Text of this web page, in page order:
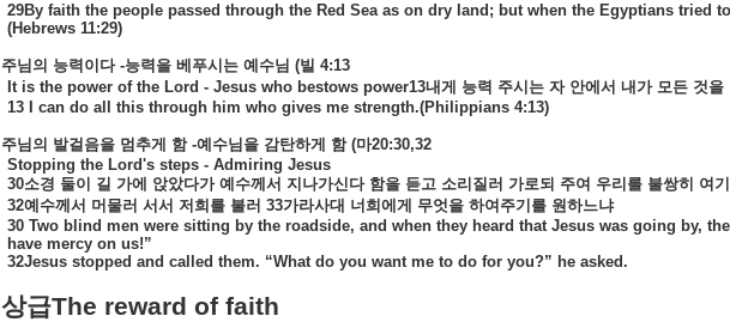
29By faith the people passed through the Red Sea as on dry land; but when the Egyptians tried
(Hebrews 11:29)
주님의 능력이다-능력을 베푸시는 예수님 (빌 4:13
It is the power of the Lord - Jesus who bestows power13내게 능력 주시는 자 안에서 내가 모든 것을
13 I can do all this through him who gives me strength.(Philippians 4:13)
주님의 발걸음을 멈추게 함-예수님을 감탄하게 함(마20:30,32
Stopping the Lord's steps - Admiring Jesus
30소경 둘이 길 가에 앉았다가 예수께서 지나가신다 함을 듣고 소리질러 가로되 주여 우리를 불쌍히 여
32예수께서 머물러 서서 저희를 불러 33가라사대 너희에게 무엇을 하여주기를 원하느냐
30 Two blind men were sitting by the roadside, and when they heard that Jesus was going by,
have mercy on us!”
32Jesus stopped and called them. “What do you want me to do for you?” he asked.
상급The reward of faith